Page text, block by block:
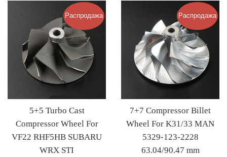
5+5 Turbo Cast
Compressor Wheel For
VF22 RHF5HB SUBARU
WRX STI
Распродажа
7+7 Compressor Billet
Wheel For K31/33 MAN
5329-123-2228
63.04/90.47 mm
Распродажа